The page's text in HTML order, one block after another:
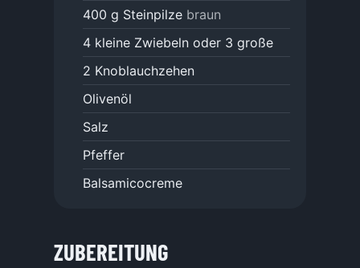
400 g Steinpilze braun
4 kleine Zwiebeln oder 3 große
2 Knoblauchzehen
Olivenöl
Salz
Pfeffer
Balsamicocreme
ZUBEREITUNG